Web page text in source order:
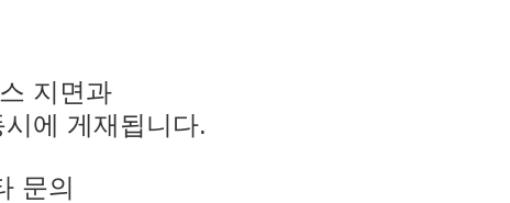
지면과
에 게재됩니다.
문의